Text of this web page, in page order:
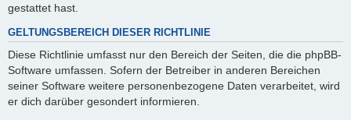
gestattet hast.
GELTUNGSBEREICH DIESER RICHTLINIE
Diese Richtlinie umfasst nur den Bereich der Seiten, die die phpBB-
Software umfassen. Sofern der Betreiber in anderen Bereichen
seiner Software weitere personenbezogene Daten verarbeitet, wird
er dich darüber gesondert informieren.